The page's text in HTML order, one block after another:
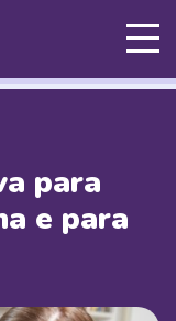
para
e para